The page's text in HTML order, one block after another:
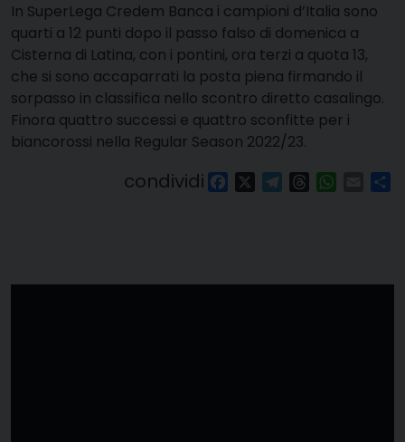
In SuperLega Credem Banca i campioni d’Italia sono
quarti a 12 punti dopo il passo falso di domenica a
Cisterna di Latina, con i pontini, ora terzi a quota 13,
che si sono accaparrati la posta piena firmando il
sorpasso in classifica nello scontro diretto casalingo.
Finora quattro successi e quattro sconfitte per i
biancorossi nella Regular Season 2022/23.
condividi FacebookTelegram
Threads Email